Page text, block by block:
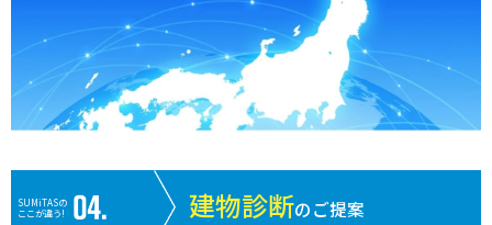
SUMiTASの
ここが違う!
建物診断のご提案